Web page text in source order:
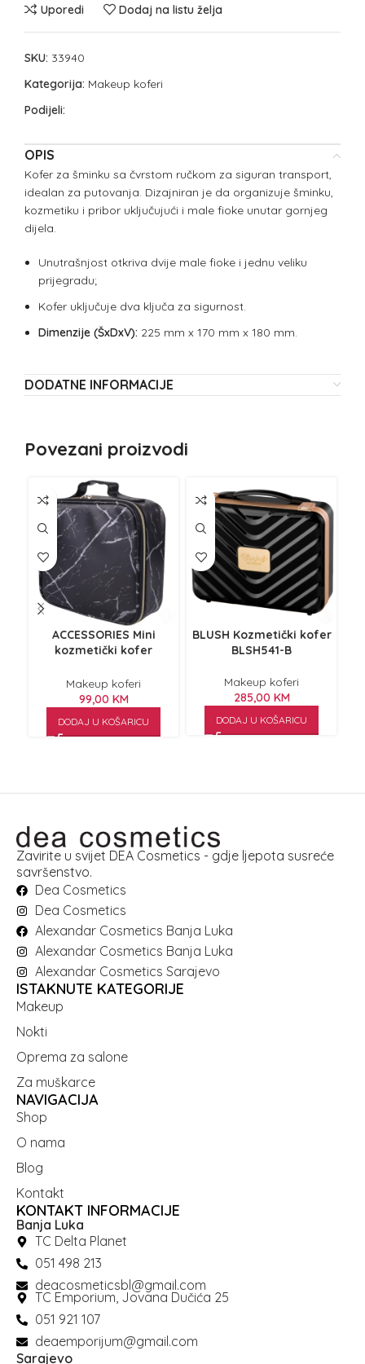
Uporedi Dodaj na listu želja
SKU: 33940
Kategorija: Makeup koferi
Podijeli:
OPIS
Kofer za šminku sa čvrstom ručkom za siguran transport,
idealan za putovanja. Dizajniran je da organizuje šminku,
kozmetiku i pribor uključujući i male fioke unutar gornjeg
dijela.
Unutrašnjost otkriva dvije male fioke i jednu veliku
prijegradu;
Kofer uključuje dva ključa za sigurnost.
Dimenzije (ŠxDxV): 225 mm x 170 mm x 180 mm.
DODATNE INFORMACIJE
Povezani proizvodi
ACCESSORIES Mini
kozmetički kofer
Makeup koferi
99,00 KM
DODAJ U KOŠARICU
BLUSH Kozmetički kofer
BLSH541-B
Makeup koferi
285,00 KM
DODAJ U KOŠARICU
Zavirite u svijet DEA Cosmetics - gdje ljepota susreće
savršenstvo.
Dea Cosmetics
Dea Cosmetics
Alexandar Cosmetics Banja Luka
Alexandar Cosmetics Banja Luka
Alexandar Cosmetics Sarajevo
ISTAKNUTE KATEGORIJE
Makeup
Nokti
Oprema za salone
Za muškarce
NAVIGACIJA
Shop
O nama
Blog
Kontakt
KONTAKT INFORMACIJE
Banja Luka
TC Delta Planet
051 498 213
deacosmeticsbl@gmail.com
TC Emporium, Jovana Dučića 25
051 921 107
deaemporijum@gmail.com
Sarajevo